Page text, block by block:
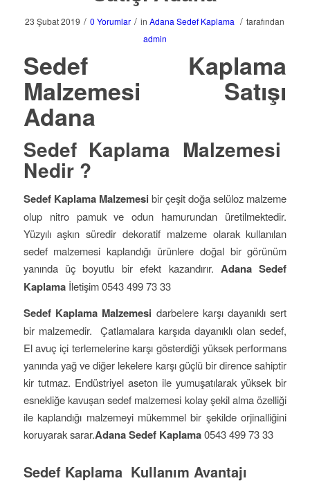
23 Şubat 2019 / 0 Yorumlar / inAdana Sedef Kaplama / tarafından
admin
Sedef Kaplama
Malzemesi Satışı
Adana
Sedef Kaplama Malzemesi
Nedir ?
Sedef Kaplama Malzemesi bir çeşit doğa selüloz malzeme
olup nitro pamuk ve odun hamurundan üretilmektedir.
Yüzyılı aşkın süredir dekoratif malzeme olarak kullanılan
sedef malzemesi kaplandığı ürünlere doğal bir görünüm
yanında üç boyutlu bir efekt kazandırır. Adana Sedef
Kaplamaİletişim 0543 499 73 33
Sedef Kaplama Malzemesi darbelere karşı dayanıklı sert
bir malzemedir. Çatlamalara karşıda dayanıklı olan sedef,
El avuç içi terlemelerine karşı gösterdiği yüksek performans
yanında yağ ve diğer lekelere karşı güçlü bir dirence sahiptir
kir tutmaz. Endüstriyel aseton ile yumuşatılarak yüksek bir
esnekliğe kavuşan sedef malzemesi kolay şekil alma özelliği
ile kaplandığı malzemeyi mükemmel bir şekilde orjinalliğini
koruyarak sarar.Adana Sedef Kaplama0543 499 73 33
Sedef Kaplama Kullanım Avantajı